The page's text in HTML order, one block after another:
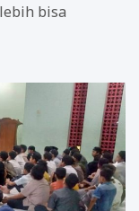
bisa